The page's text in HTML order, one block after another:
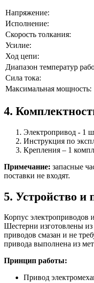
Напряжение:
Исполнение:
Скорость толкания:
Усилие:
Ход цепи:
Диапазон температур
Сила тока:
Максимальная мощность:
4.
Электропривод - 1
Инструкция по
Крепления – 1
Примечание: запасные
поставки не входят.
5. Устройство
Корпус электроприводов
Шестерни изготовлены
приводов смазан и не
привода выполнена из
Принцип работы:
Привод